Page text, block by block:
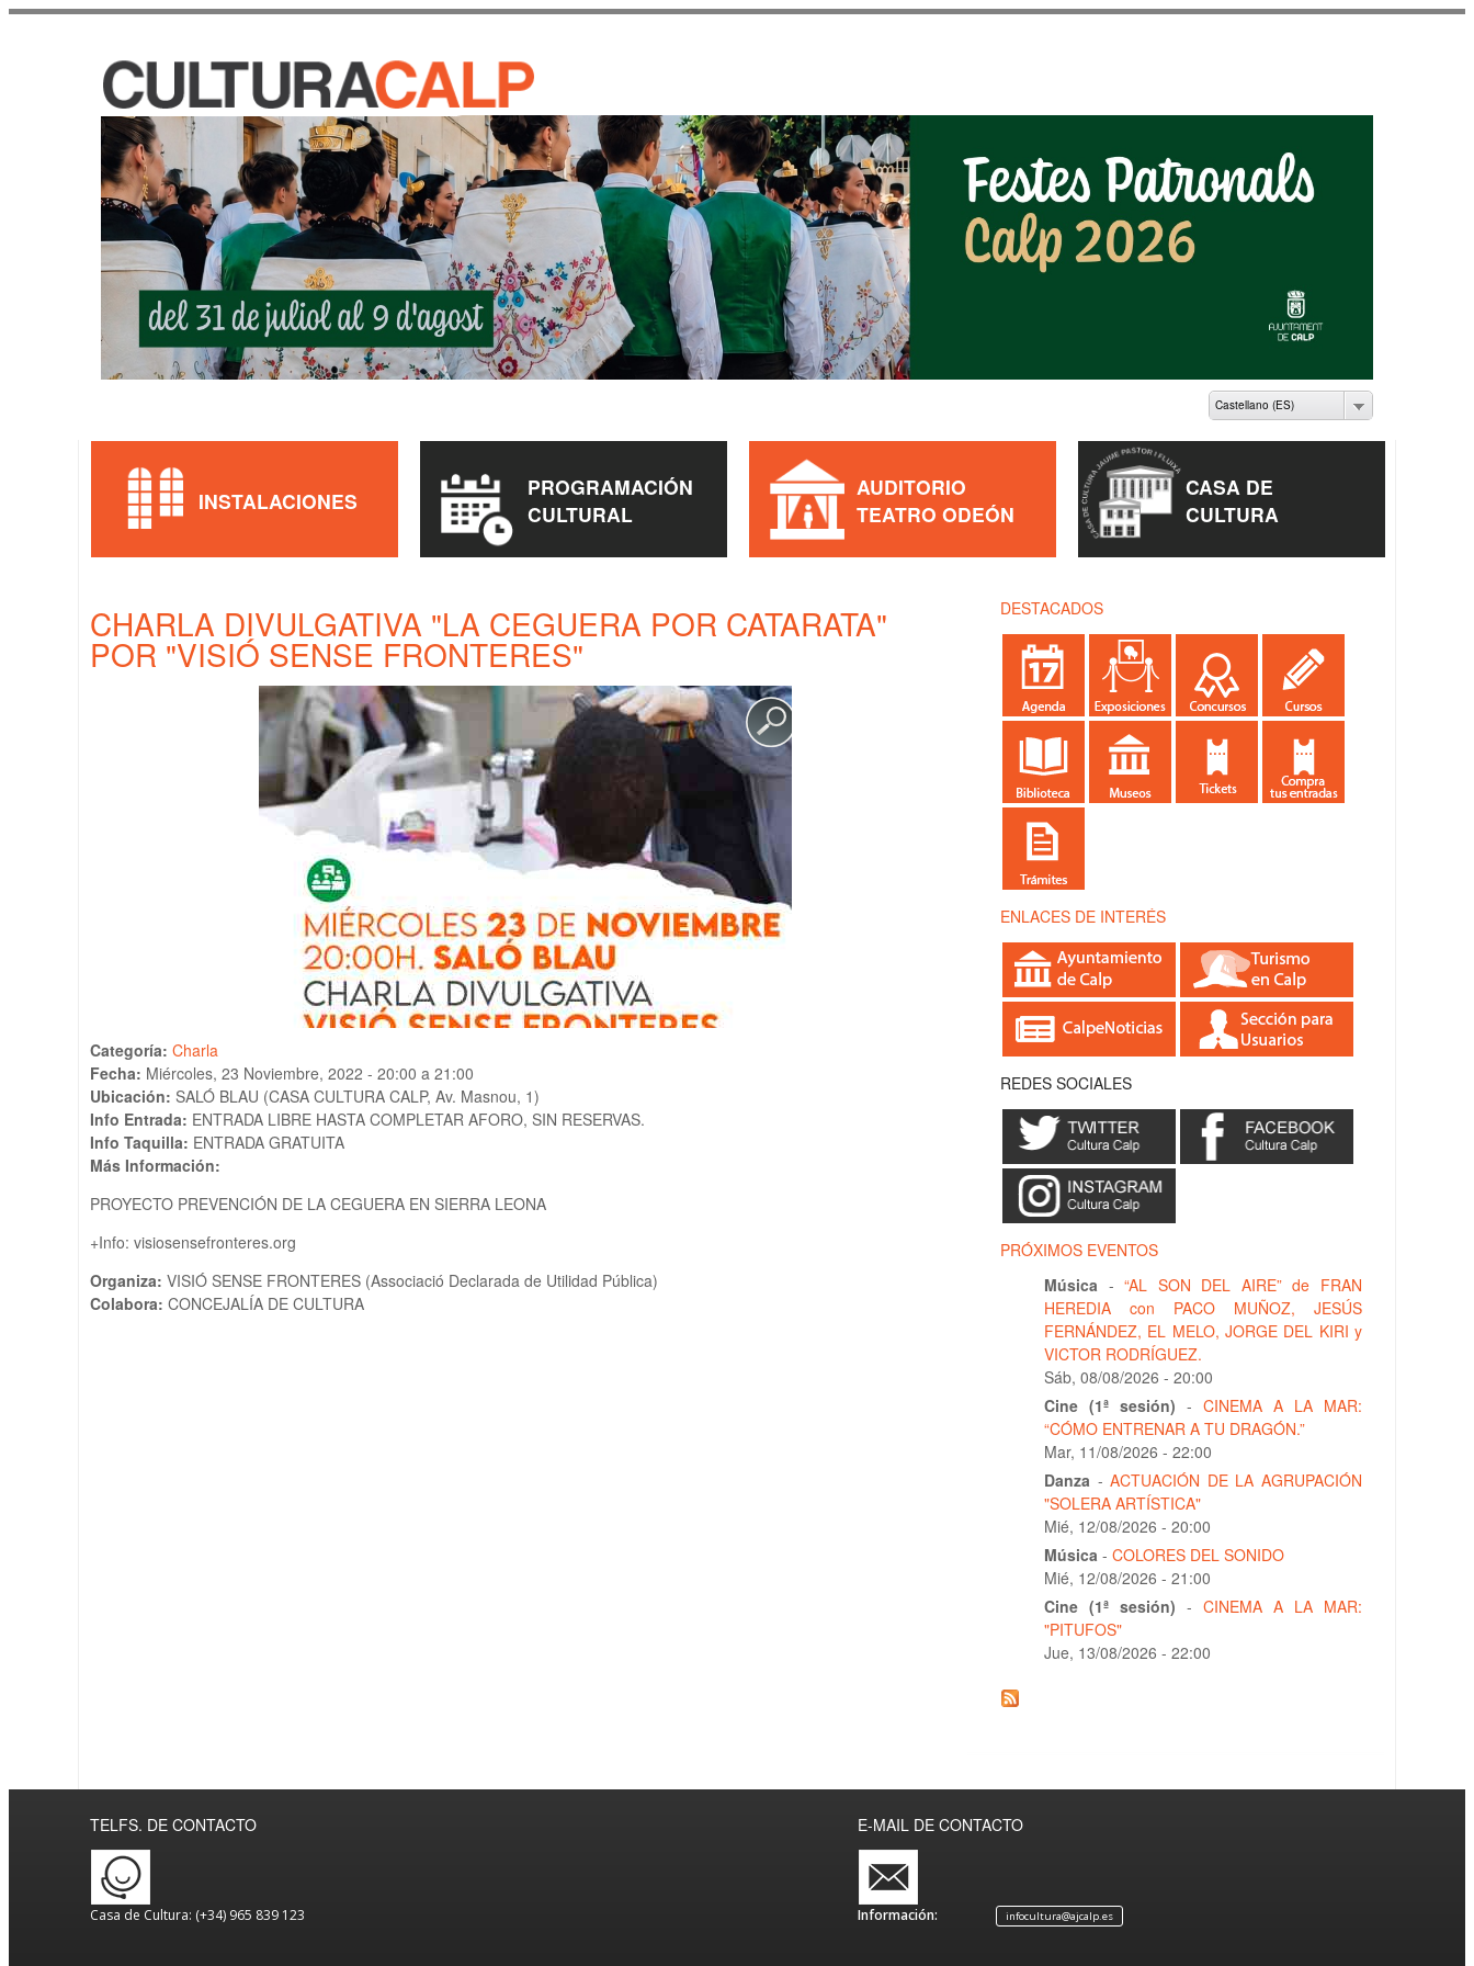
Castellano (ES)
CHARLA DIVULGATIVA "LA CEGUERA POR CATARATA"
POR "VISIÓ SENSE FRONTERES"
Categoría: Charla
Fecha: Miércoles, 23 Noviembre, 2022 - 20:00 a 21:00
Ubicación: SALÓ BLAU (CASA CULTURA CALP, Av. Masnou, 1)
Info Entrada: ENTRADA LIBRE HASTA COMPLETAR AFORO, SIN RESERVAS.
Info Taquilla: ENTRADA GRATUITA
Más Información:
PROYECTO PREVENCIÓN DE LA CEGUERA EN SIERRA LEONA
+Info: visiosensefronteres.org
Organiza: VISIÓ SENSE FRONTERES (Associació Declarada de Utilidad Pública)
Colabora: CONCEJALÍA DE CULTURA
DESTACADOS
ENLACES DE INTERÉS
REDES SOCIALES
PRÓXIMOS EVENTOS
Música -“AL SON DEL AIRE” de FRAN
HEREDIA con PACO MUÑOZ, JESÚS
FERNÁNDEZ, EL MELO, JORGE DEL KIRI y
VICTOR RODRÍGUEZ.
Sáb, 08/08/2026 - 20:00
Cine (1ª sesión) - CINEMA A LA MAR:
“CÓMO ENTRENAR A TU DRAGÓN.”
Mar, 11/08/2026 - 22:00
Danza -ACTUACIÓN DE LA AGRUPACIÓN
"SOLERA ARTÍSTICA"
Mié, 12/08/2026 - 20:00
Música - COLORES DEL SONIDO
Mié, 12/08/2026 - 21:00
Cine (1ª sesión) - CINEMA A LA MAR:
"PITUFOS"
Jue, 13/08/2026 - 22:00
INSTALACIONES
PROGRAMACIÓN
CULTURAL
AUDITORIO
TEATRO ODEÓN
CASA DE
CULTURA
TELFS. DE CONTACTO
Casa de Cultura: (+34) 965 839 123
E-MAIL DE CONTACTO
Información: infocultura@ajcalp.es